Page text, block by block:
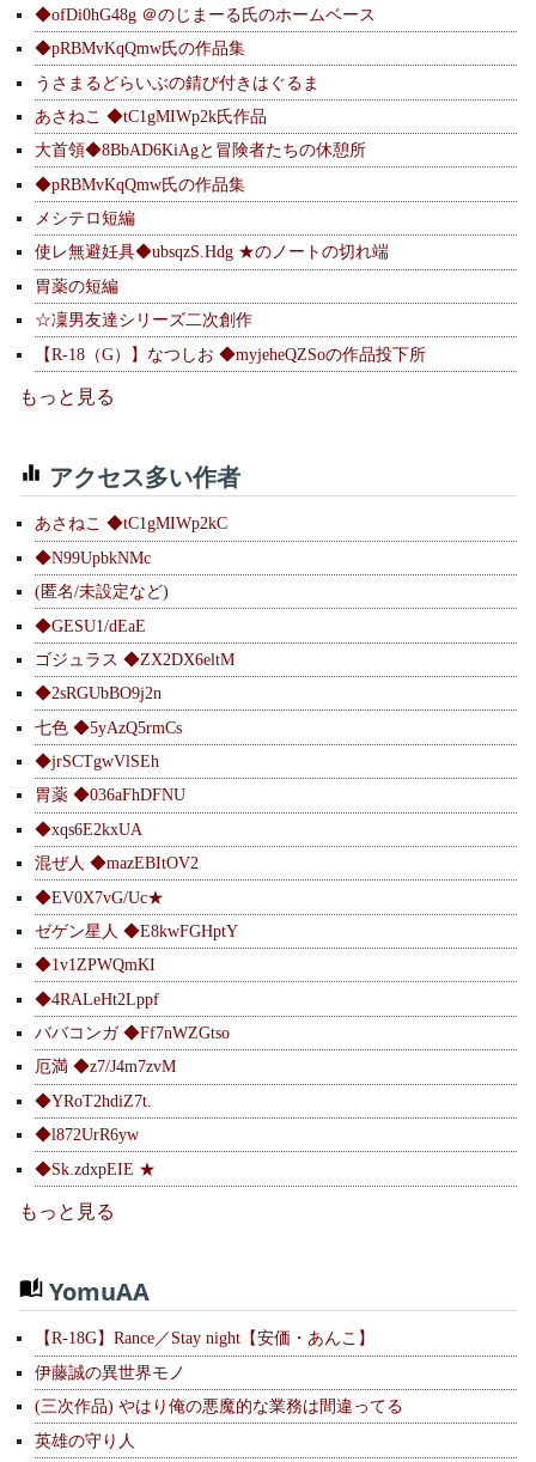
◆ofDi0hG48g ＠のじまーる氏のホームベース
◆pRBMvKqQmw氏の作品集
うさまるどらいぶの錆び付きはぐるま
あさねこ ◆tC1gMIWp2k氏作品
大首領◆8BbAD6KiAgと冒険者たちの休憩所
◆pRBMvKqQmw氏の作品集
メシテロ短編
使レ無避妊具◆ubsqzS.Hdg ★のノートの切れ端
胃薬の短編
☆凜男友達シリーズ二次創作
【R-18（G）】なつしお ◆myjeheQZSoの作品投下所
もっと見る
アクセス多い作者
あさねこ ◆tC1gMIWp2kC
◆N99UpbkNMc
(匿名/未設定など)
◆GESU1/dEaE
ゴジュラス ◆ZX2DX6eltM
◆2sRGUbBO9j2n
七色 ◆5yAzQ5rmCs
◆jrSCTgwVlSEh
胃薬 ◆036aFhDFNU
◆xqs6E2kxUA
混ぜ人 ◆mazEBItOV2
◆EV0X7vG/Uc★
ゼゲン星人 ◆E8kwFGHptY
◆1v1ZPWQmKI
◆4RALeHt2Lppf
ババコンガ ◆Ff7nWZGtso
厄満 ◆z7/J4m7zvM
◆YRoT2hdiZ7t.
◆l872UrR6yw
◆Sk.zdxpEIE ★
もっと見る
YomuAA
【R-18G】Rance／Stay night【安価・あんこ】
伊藤誠の異世界モノ
(三次作品) やはり俺の悪魔的な業務は間違ってる
英雄の守り人